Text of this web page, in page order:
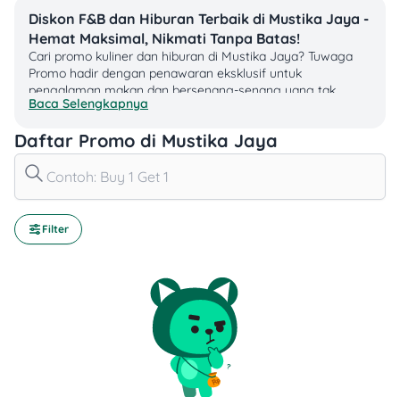
Diskon F&B dan Hiburan Terbaik di Mustika Jaya -
Hemat Maksimal, Nikmati Tanpa Batas!
Cari promo kuliner dan hiburan di Mustika Jaya? Tuwaga
Promo hadir dengan penawaran eksklusif untuk
pengalaman makan dan bersenang-senang yang tak
terlupakan! Temukan diskon restoran, kafe, bioskop, dan
terbaikmu!
🍽️ Promo Kuliner Hemat di Mustika Jaya
Diskon besar di restoran ternama
Penawaran spesial coffee shop, minuman segar, dan
🎟️ Hiburan Seru dengan Harga Terbaik
Tiket bioskop murah dan diskon wahana permainan
Baca Selengkapnya
Daftar Promo di Mustika Jaya
Filter